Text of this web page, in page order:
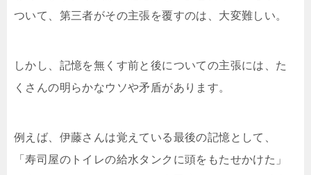
ついて、第三者がその主張を覆すのは、大変難しい。
しかし、記憶を無くす前と後についての主張には、た
くさんの明らかなウソや矛盾があります。
例えば、伊藤さんは覚えている最後の記憶として、
「寿司屋のトイレの給水タンクに頭をもたせかけた」